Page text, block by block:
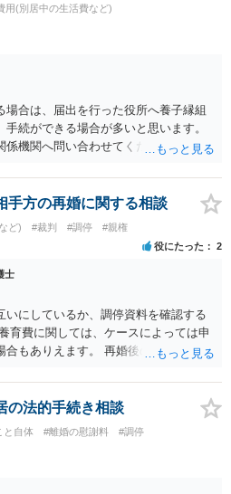
用(別居中の生活費など)
場合は、届出を行った役所へ養子縁組
続ができる場合が多いと思います。
係機関へ問い合わせてください。
手方の再婚に関する相談
ど) #裁判 #調停 #親権
役にたった 2
士
いにしているか、調停資料を確認する
育費に関しては、ケースによっては申
合もありえます。 再婚後の相手方の行
ればそちらについても確認する必要が
の回答よりも個別に弁護士にご相談さ
の法的手続き相談
と自体 #離婚の慰謝料
#調停